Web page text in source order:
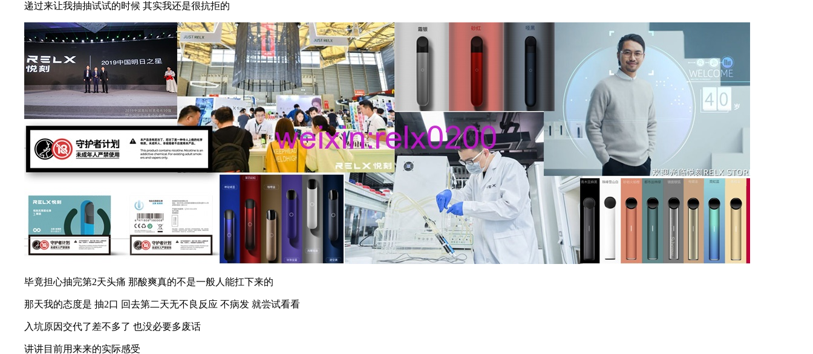
递过来让我抽抽试试的时候 其实我还是很抗拒的
毕竟担心抽完第2天头痛 那酸爽真的不是一般人能扛下来的
那天我的态度是 抽2口 回去第二天无不良反应 不病发 就尝试看看
入坑原因交代了差不多了 也没必要多废话
讲讲目前用来来的实际感受